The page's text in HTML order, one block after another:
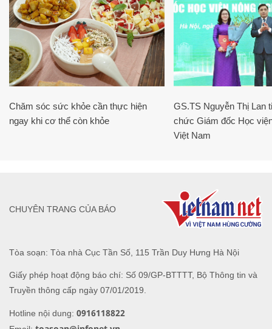
Chăm sóc sức khỏe cần thực hiện
ngay khi cơ thể còn khỏe
GS.TS Nguyễn Thị Lan
chức Giám đốc Học
Việt Nam
Tòa soạn: Tòa nhà Cục Tần Số, 115 Trần Duy Hưng Hà Nội
Giấy phép hoạt động báo chí: Số 09/GP-BTTTT, Bộ Thông tin và
Truyền thông cấp ngày 07/01/2019.
Hotline nội dung: 0916118822
CHUYÊN TRANG CỦA BÁO